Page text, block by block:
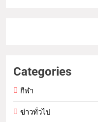
Categories
กีฬา
ข่าวทั่วไป